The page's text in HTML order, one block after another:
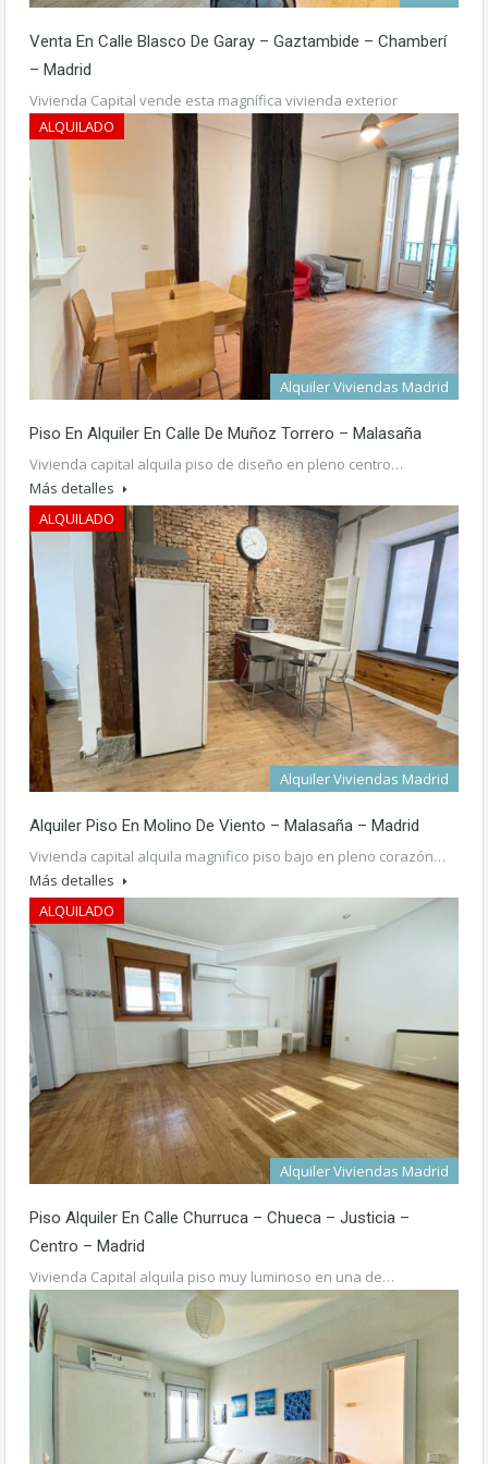
Venta En Calle Blasco De Garay – Gaztambide – Chamberí
– Madrid
Vivienda Capital vende esta magnífica vivienda exterior
totalmente reformada…
Más detalles
915.000€
ALQUILADO
Alquiler Viviendas Madrid
Piso En Alquiler En Calle De Muñoz Torrero – Malasaña
Vivienda capital alquila piso de diseño en pleno centro…
Más detalles
1.200€ /mes
ALQUILADO
Alquiler Viviendas Madrid
Alquiler Piso En Molino De Viento – Malasaña – Madrid
Vivienda capital alquila magnifico piso bajo en pleno corazón…
Más detalles
1.200€ /mes
ALQUILADO
Alquiler Viviendas Madrid
Piso Alquiler En Calle Churruca – Chueca – Justicia –
Centro – Madrid
Vivienda Capital alquila piso muy luminoso en una de…
Más detalles
1.200€ /mes